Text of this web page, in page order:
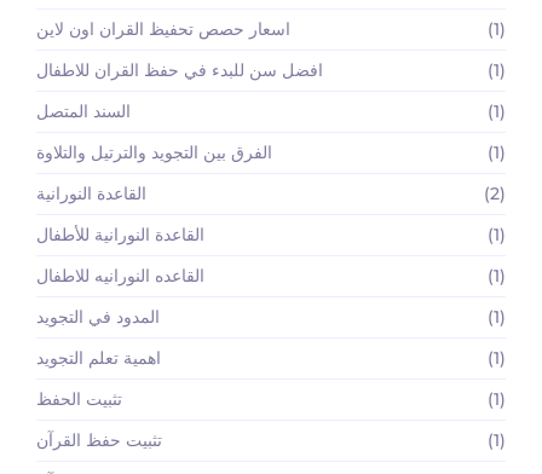
اسعار حصص تحفيظ القران اون لاين
(1)
افضل سن للبدء في حفظ القران للاطفال
(1)
السند المتصل
(1)
الفرق بين التجويد والترتيل والتلاوة
(1)
القاعدة النورانية
(2)
القاعدة النورانية للأطفال
(1)
القاعده النورانيه للاطفال
(1)
المدود في التجويد
(1)
اهمية تعلم التجويد
(1)
تثبيت الحفظ
(1)
تثبيت حفظ القرآن
(1)